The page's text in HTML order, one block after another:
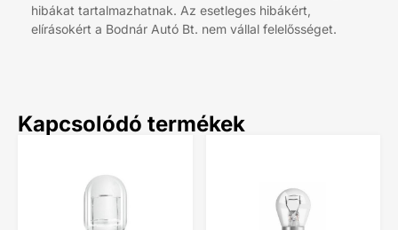
hibákat tartalmazhatnak. Az esetleges hibákért,
elírásokért a Bodnár Autó Bt. nem vállal felelősséget.
Kapcsolódó termékek